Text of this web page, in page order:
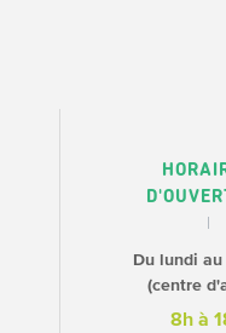
Du lundi au
(centre
8h à